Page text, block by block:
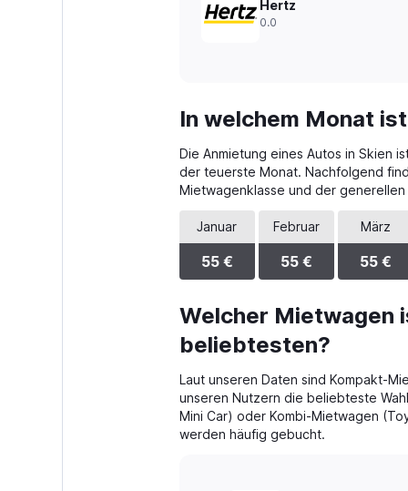
Hertz
0.0
In welchem Monat
Die Anmietung eines Autos in Skien
der teuerste Monat. Nachfolgend
Mietwagenklasse und der
Januar
55 €
Februar
55 €
März
55 €
Welcher Mietwagen
beliebtesten?
Laut unseren Daten sind Kompakt-
unseren Nutzern die beliebteste
Mini Car) oder Kombi-Mietwagen
werden häufig gebucht.